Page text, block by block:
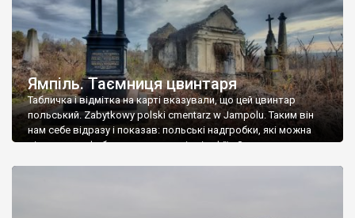
Ямпіль. Таємниця цвинтаря
Табличка і відмітка на карті вказували, що цей цвинтар
польський. Zabytkowy polski cmentarz w Jampolu. Таким він
нам себе відразу і показав: польські надгробки, які можна
віднести до фабричних, польські епітафії… Загалом цвинтар